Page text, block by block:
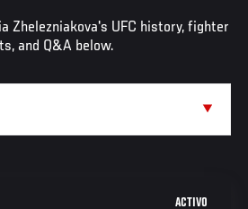
Zhelezniakova's UFC history, fighter
and Q&A below.
ACTIVO